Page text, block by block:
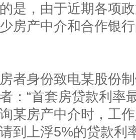
，由于近期各项政
房产中介和合作银
身份致电某股份制
：“首套房贷款利率
某房产中介时，工
到上浮5%的贷款利